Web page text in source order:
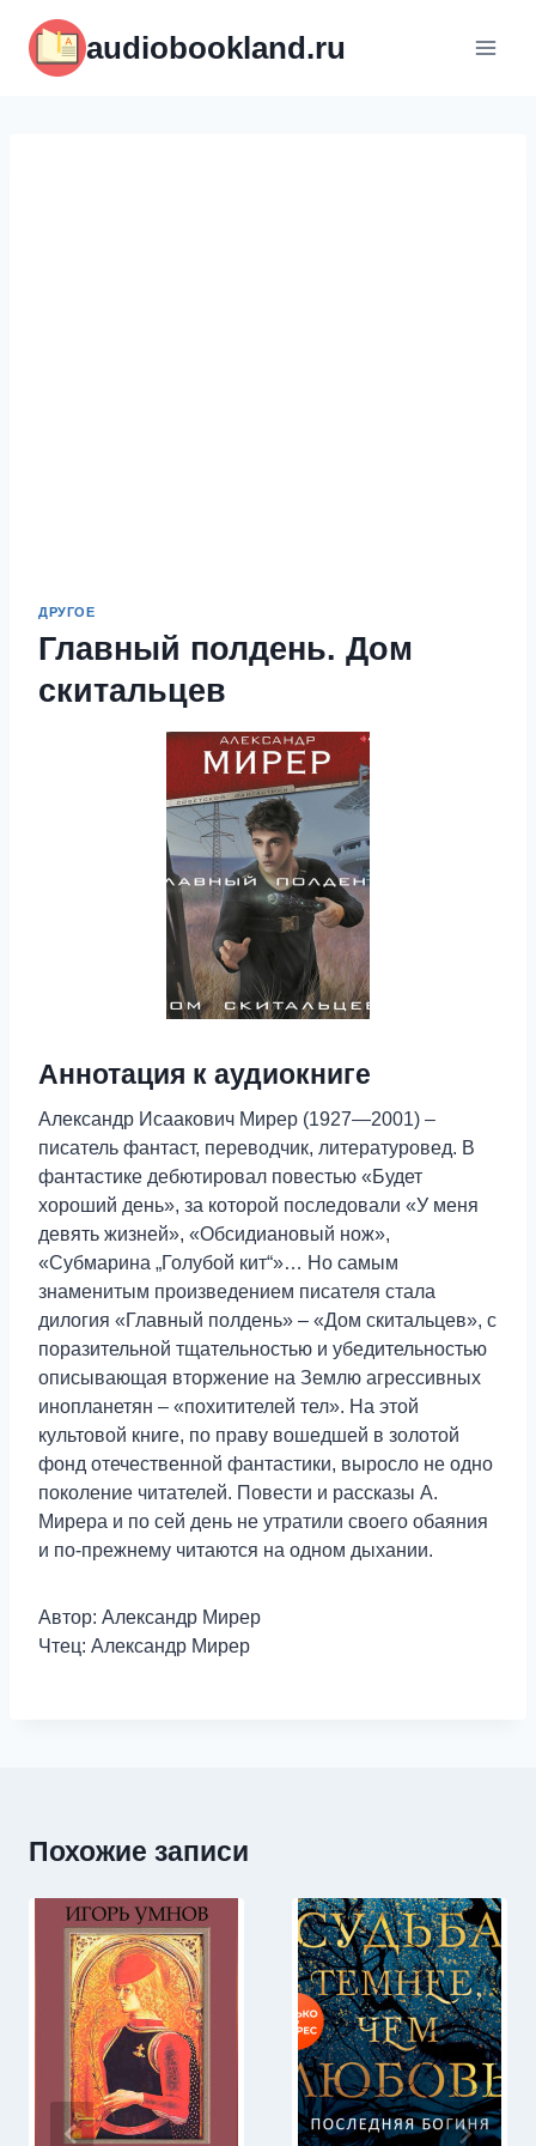
содержимому
audiobookland.ru
ДРУГОЕ
Главный полдень. Дом
скитальцев
Аннотация к аудиокниге
Александр Исаакович Мирер (1927—2001) –
писатель фантаст, переводчик, литературовед. В
фантастике дебютировал повестью «Будет
хороший день», за которой последовали «У меня
девять жизней», «Обсидиановый нож»,
«Субмарина „Голубой кит“»… Но самым
знаменитым произведением писателя стала
дилогия «Главный полдень» – «Дом скитальцев», с
поразительной тщательностью и убедительностью
описывающая вторжение на Землю агрессивных
инопланетян – «похитителей тел». На этой
культовой книге, по праву вошедшей в золотой
фонд отечественной фантастики, выросло не одно
поколение читателей. Повести и рассказы А.
Мирера и по сей день не утратили своего обаяния
и по-прежнему читаются на одном дыхании.
Автор: Александр Мирер
Чтец: Александр Мирер
Похожие записи